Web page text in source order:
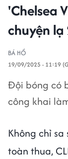
'Chelsea
chuyện
BÁ HỔ
19/09/2025 - 11:19
Đội bóng có
công khai
Không chỉ
toàn thua,